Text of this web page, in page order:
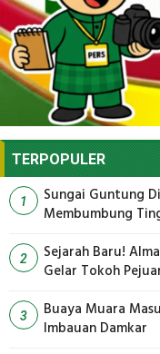
TERPOPULER
1
Sungai Guntung
Membumbung
2
Sejarah Baru!
Gelar Tokoh
3
Buaya Muara
Imbauan Damkar